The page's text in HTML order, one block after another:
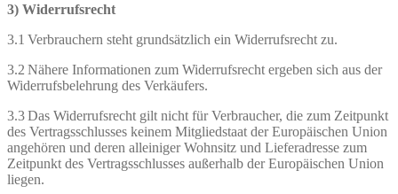
3) Widerrufsrecht
3.1 Verbrauchern steht grundsätzlich ein Widerrufsrecht zu.
3.2 Nähere Informationen zum Widerrufsrecht ergeben sich aus der
Widerrufsbelehrung des Verkäufers.
3.3 Das Widerrufsrecht gilt nicht für Verbraucher, die zum Zeitpunkt
des Vertragsschlusses keinem Mitgliedstaat der Europäischen Union
angehören und deren alleiniger Wohnsitz und Lieferadresse zum
Zeitpunkt des Vertragsschlusses außerhalb der Europäischen Union
liegen.